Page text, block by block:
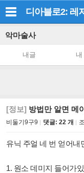
디아블로2: 레
악마술사
내글 내
[정보] 방법만 알면 메
비둘기9구9 댓글: 22 개
유닉 주얼 네 번 얻어내
1. 원소 데미지 들어가